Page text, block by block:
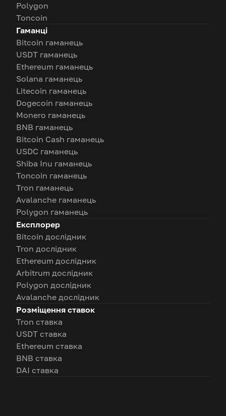
Polygon
Toncoin
Гаманці
Bitcoin гаманець
USDT гаманець
Ethereum гаманець
Solana гаманець
Litecoin гаманець
Dogecoin гаманець
Monero гаманець
BNB гаманець
Bitcoin Cash гаманець
USDC гаманець
Shiba Inu гаманець
Toncoin гаманець
Tron гаманець
Avalanche гаманець
Polygon гаманець
Експлорер
Bitcoin дослідник
Tron дослідник
Ethereum дослідник
Arbitrum дослідник
Polygon дослідник
Avalanche дослідник
Розміщення ставок
Tron ставка
USDT ставка
Ethereum ставка
BNB ставка
DAI ставка